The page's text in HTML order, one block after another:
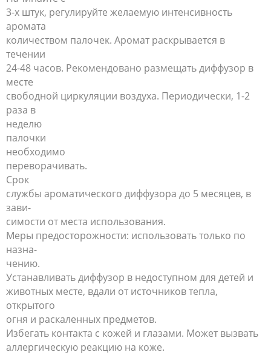
3-х штук, регулируйте желаемую интенсивность
аромата
количеством палочек. Аромат раскрывается в
течении
24-48 часов. Рекомендовано размещать диффузор в
месте
свободной циркуляции воздуха. Периодически, 1-2
раза в
неделю
палочки
необходимо
переворачивать.
Срок
службы ароматического диффузора до 5 месяцев, в
зави-
симости от места использования.
Меры предосторожности: использовать только по
назна-
чению.
Устанавливать диффузор в недоступном для детей и
животных месте, вдали от источников тепла,
открытого
огня и раскаленных предметов.
Избегать контакта с кожей и глазами. Может вызвать
аллергическую реакцию на коже.